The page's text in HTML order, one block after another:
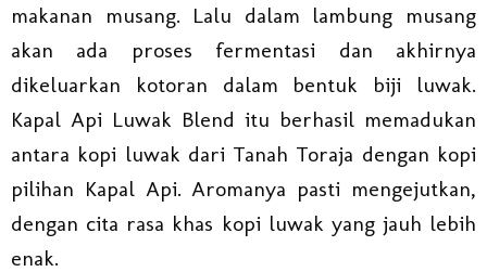
makanan musang. Lalu dalam lambung musang
akan ada proses fermentasi dan akhirnya
dikeluarkan kotoran dalam bentuk biji luwak.
Kapal Api Luwak Blend itu berhasil memadukan
antara kopi luwak dari Tanah Toraja dengan kopi
pilihan Kapal Api. Aromanya pasti mengejutkan,
dengan cita rasa khas kopi luwak yang jauh lebih
enak.